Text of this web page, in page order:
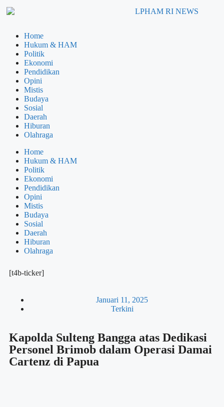
Home
Hukum & HAM
Politik
Ekonomi
Pendidikan
Opini
Mistis
Budaya
Sosial
Daerah
Hiburan
Olahraga
Home
Hukum & HAM
Politik
Ekonomi
Pendidikan
Opini
Mistis
Budaya
Sosial
Daerah
Hiburan
Olahraga
[t4b-ticker]
Januari 11, 2025
Terkini
Kapolda Sulteng Bangga atas Dedikasi
Personel Brimob dalam Operasi Damai
Cartenz di Papua